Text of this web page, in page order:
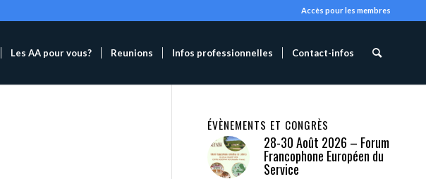
Accès pour les membres
Les AA pour vous? Reunions Infos professionnelles Contact-infos
ÉVÈNEMENTS ET CONGRÈS
28-30 Août 2026 – Forum
Francophone Européen du
Service